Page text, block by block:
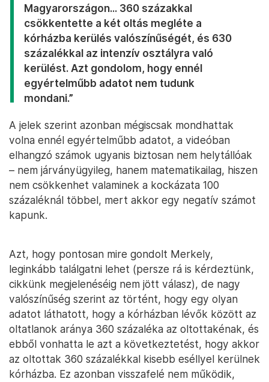
Magyarországon... 360 százakkal
csökkentette a két oltás megléte a
kórházba kerülés valószínűségét, és 630
százalékkal az intenzív osztályra való
kerülést. Azt gondolom, hogy ennél
egyértelműbb adatot nem tudunk
mondani.”
A jelek szerint azonban mégiscsak mondhattak
volna ennél egyértelműbb adatot, a videóban
elhangzó számok ugyanis biztosan nem helytállóak
– nem járványügyileg, hanem matematikailag, hiszen
nem csökkenhet valaminek a kockázata 100
százaléknál többel, mert akkor egy negatív számot
kapunk.
Azt, hogy pontosan mire gondolt Merkely,
leginkább találgatni lehet (persze rá is kérdeztünk,
cikkünk megjelenéséig nem jött válasz), de nagy
valószínűség szerint az történt, hogy egy olyan
adatot láthatott, hogy a kórházban lévők között az
oltatlanok aránya 360 százaléka az oltottakénak, és
ebből vonhatta le azt a következtetést, hogy akkor
az oltottak 360 százalékkal kisebb eséllyel kerülnek
kórházba. Ez azonban visszafelé nem működik,